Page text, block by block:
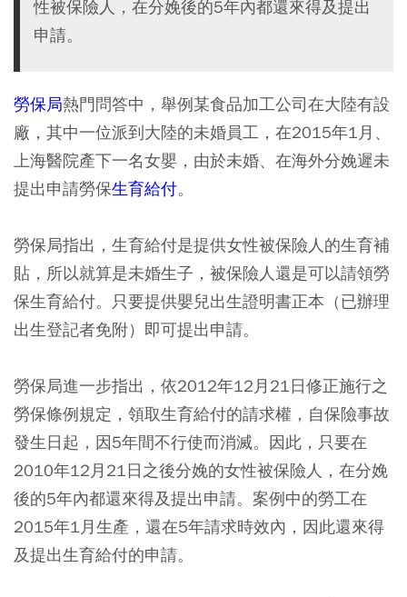
性被保險人，在分娩後的5年內都還來得及提出
申請。
勞保局熱門問答中，舉例某食品加工公司在大陸有設
廠，其中一位派到大陸的未婚員工，在2015年1月、
上海醫院產下一名女嬰，由於未婚、在海外分娩遲未
提出申請勞保生育給付。
勞保局指出，生育給付是提供女性被保險人的生育補
貼，所以就算是未婚生子，被保險人還是可以請領勞
保生育給付。只要提供嬰兒出生證明書正本（已辦理
出生登記者免附）即可提出申請。
勞保局進一步指出，依2012年12月21日修正施行之
勞保條例規定，領取生育給付的請求權，自保險事故
發生日起，因5年間不行使而消滅。因此，只要在
2010年12月21日之後分娩的女性被保險人，在分娩
後的5年內都還來得及提出申請。案例中的勞工在
2015年1月生產，還在5年請求時效內，因此還來得
及提出生育給付的申請。